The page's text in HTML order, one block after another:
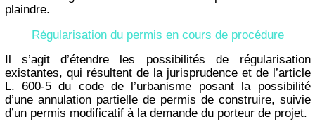
plaindre.
Régularisation du permis en cours de procédure
Il s’agit d’étendre les possibilités de régularisation
existantes, qui résultent de la jurisprudence et de l’article
L. 600-5 du code de l’urbanisme posant la possibilité
d’une annulation partielle de permis de construire, suivie
d’un permis modificatif à la demande du porteur de projet.